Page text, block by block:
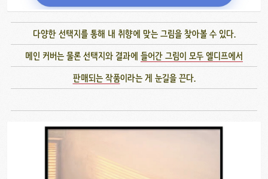
다양한 선택지를 통해 내 취향에 맞는 그림을 찾아볼 수 있다.
메인 커버는 물론 선택지와 결과에 들어간 그림이 모두 엘디프에서
판매되는 작품이라는 게 눈길을 끈다.